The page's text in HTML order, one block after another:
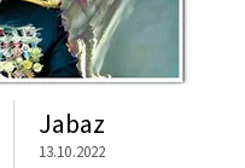
Jabaz
13.10.2022